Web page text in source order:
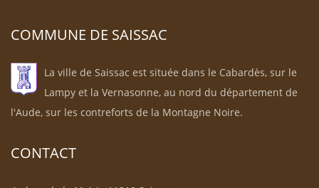
COMMUNE DE SAISSAC
La ville de Saissac est située dans le Cabardès, sur le
Lampy et la Vernasonne, au nord du département de
l'Aude, sur les contreforts de la Montagne Noire.
CONTACT